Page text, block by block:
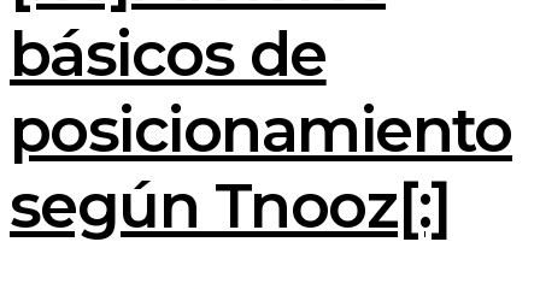
básicos de
posicionamiento
según Tnooz[:]